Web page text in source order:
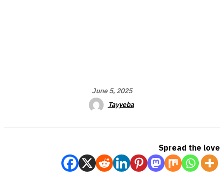
June 5, 2025
Tayyeba
Spread the love